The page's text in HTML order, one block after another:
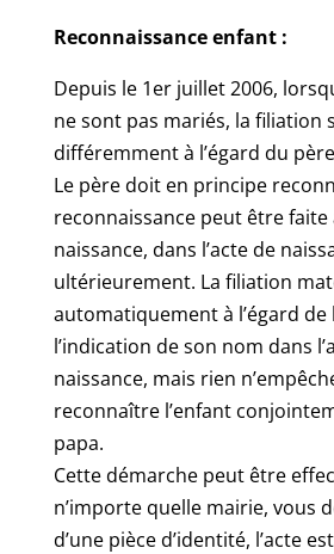
Reconnaissance enfant :
Depuis le 1er juillet 2006,
ne sont pas mariés, la filiation
différemment à l’égard du
Le père doit en principe
reconnaissance peut être faite
naissance, dans l’acte de
ultérieurement. La filiation
automatiquement à l’égard
l’indication de son nom dans
naissance, mais rien
reconnaître l’enfant
papa.
Cette démarche peut être
n’importe quelle mairie, vous
d’une pièce d’identité, l’acte